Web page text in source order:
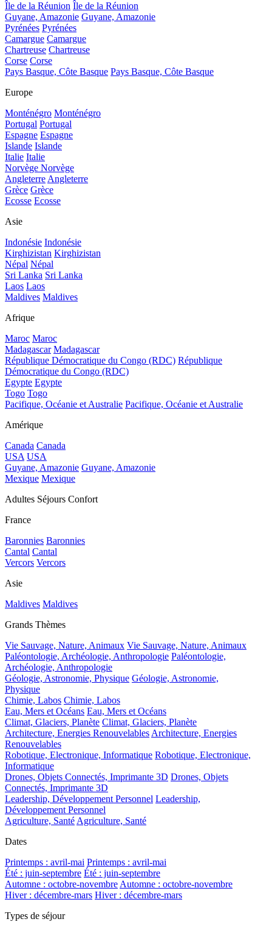
Île de la Réunion Île de la Réunion
Guyane, Amazonie Guyane, Amazonie
Pyrénées Pyrénées
Camargue Camargue
Chartreuse Chartreuse
Corse Corse
Pays Basque, Côte Basque Pays Basque, Côte Basque
Europe
Monténégro Monténégro
Portugal Portugal
Espagne Espagne
Islande Islande
Italie Italie
Norvège Norvège
Angleterre Angleterre
Grèce Grèce
Ecosse Ecosse
Asie
Indonésie Indonésie
Kirghizistan Kirghizistan
Népal Népal
Sri Lanka Sri Lanka
Laos Laos
Maldives Maldives
Afrique
Maroc Maroc
Madagascar Madagascar
République Démocratique du Congo (RDC) République
Démocratique du Congo (RDC)
Egypte Egypte
Togo Togo
Pacifique, Océanie et Australie Pacifique, Océanie et Australie
Amérique
Canada Canada
USA USA
Guyane, Amazonie Guyane, Amazonie
Mexique Mexique
Adultes Séjours Confort
France
Baronnies Baronnies
Cantal Cantal
Vercors Vercors
Asie
Maldives Maldives
Grands Thèmes
Vie Sauvage, Nature, Animaux Vie Sauvage, Nature, Animaux
Paléontologie, Archéologie, Anthropologie Paléontologie,
Archéologie, Anthropologie
Géologie, Astronomie, Physique Géologie, Astronomie,
Physique
Chimie, Labos Chimie, Labos
Eau, Mers et Océans Eau, Mers et Océans
Climat, Glaciers, Planète Climat, Glaciers, Planète
Architecture, Energies Renouvelables Architecture, Energies
Renouvelables
Robotique, Electronique, Informatique Robotique, Electronique,
Informatique
Drones, Objets Connectés, Imprimante 3D Drones, Objets
Connectés, Imprimante 3D
Leadership, Développement Personnel Leadership,
Développement Personnel
Agriculture, Santé Agriculture, Santé
Dates
Printemps : avril-mai Printemps : avril-mai
Été : juin-septembre Été : juin-septembre
Automne : octobre-novembre Automne : octobre-novembre
Hiver : décembre-mars Hiver : décembre-mars
Types de séjour